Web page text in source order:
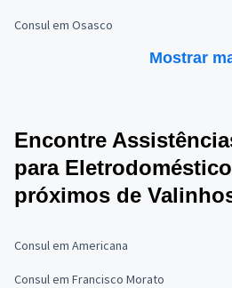
Consul em Osasco
Mostrar
Encontre
para
próximos de
Consul em Americana
Consul em Francisco Morato